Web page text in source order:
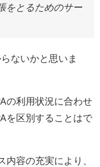
をとるためのサー
ないかと思いま
の利用状況に合わせ
を区別することはで
容の充実により、